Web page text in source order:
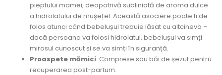
pieptului mamei, deopotrivă subliniată de aroma dulce
a hidrolatului de mușețel. Această asociere poate fi de
folos atunci când bebelușul trebuie lăsat cu altcineva –
dacă persoana va folosi hidrolatul, bebelușul va simți
mirosul cunoscut și se va simți în siguranță.
Proaspete mămici: Comprese sau băi de șezut pentru
recuperarea post-partum.